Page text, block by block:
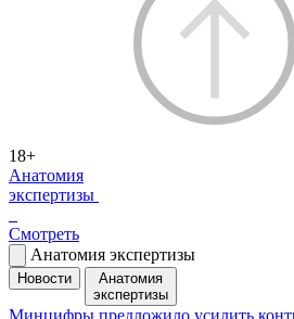
18+
Анатомия
экспертизы
Смотреть
Анатомия экспертизы
Новости
Анатомия
экспертизы
Минцифры предложило усилить